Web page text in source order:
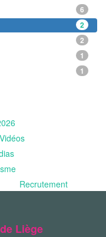
6
2
2
1
1
Vidéos
Recrutement
Liège